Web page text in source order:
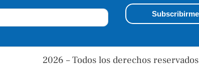
2026 – Todos los derechos reservados